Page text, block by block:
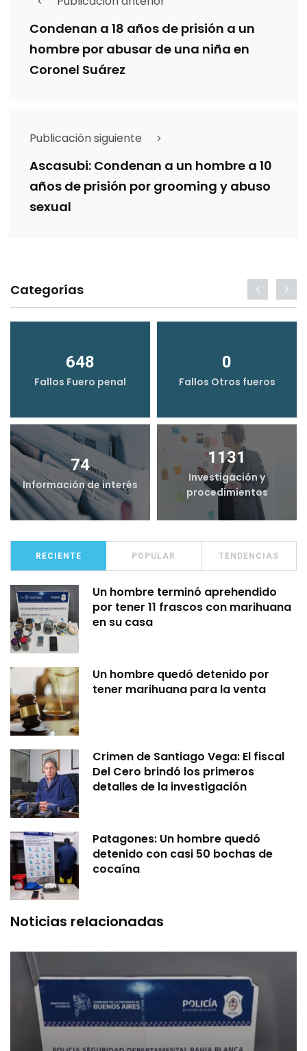
Condenan a 18 años de prisión a un
hombre por abusar de una niña en
Coronel Suárez
Publicación siguiente
Ascasubi: Condenan a un hombre a 10
años de prisión por grooming y abuso
sexual
Categorías
648
Fallos Fuero penal
0
Fallos Otros fueros
74
Información de interés
1131
Investigación y
procedimientos
RECIENTE POPULAR TENDENCIAS
Un hombre terminó aprehendido
por tener 11 frascos con marihuana
en su casa
Un hombre quedó detenido por
tener marihuana para la venta
Crimen de Santiago Vega: El fiscal
Del Cero brindó los primeros
detalles de la investigación
Patagones: Un hombre quedó
detenido con casi 50 bochas de
cocaína
Noticias relacionadas